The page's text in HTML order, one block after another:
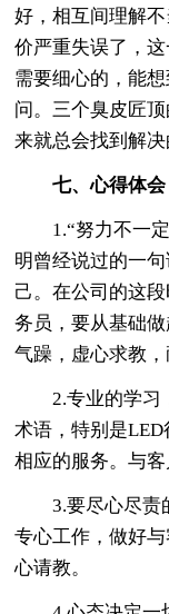
好，相互间理解
价严重失误了，
需要细心的，能
问。三个臭皮匠
来就总会找到解决
七、心得体会
1.“努力不一定
明曾经说过的一
己。在公司的这
务员，要从基础
气躁，虚心求教，
2.专业的学习，
术语，特别是
相应的服务。与客
3.要尽心尽责的
专心工作，做好
心请教。